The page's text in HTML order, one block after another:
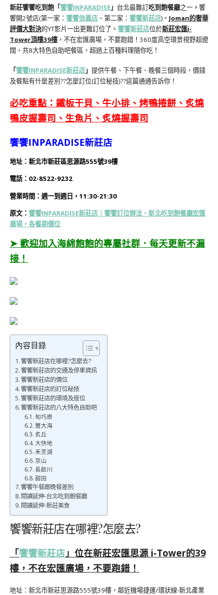
新莊饗饗吃到飽「饗饗INPARADISE」 台北最難訂吃到飽餐廳之一 ， 饗
饗開2號店(第一家： 饗饗信義店 、第二家： 饗饗新莊店)。 Joman的奢華
評價大對決的YT影片一出更難訂位了。 饗饗新莊店位於新莊宏匯i-
Tower頂樓39樓，不在宏匯廣場，不要跑錯！360度高空環景視野超遼
闊，共8大特色自助吧餐區，超過上百種料理隨你吃！
「饗饗INPARADISE新莊店」 提供午餐、下午餐、晚餐三個時段，價錢
及餐點有什麼差別??怎麼訂位(訂位秘技)??這篇通通告訴你！
必吃重點：鐵板干貝、牛小排、烤鴨捲餅、炙燒
鴨皮握壽司、生魚片、炙燒握壽司
饗饗INPARADISE新莊店
地址：新北市新莊區思源路555號39樓
電話：02-8522-9232
營業時間：週一到週日，11:30-21:30
原文： 饗饗INPARADISE新莊店｜饗饗訂位辦法，新北吃到飽餐廳宏匯
廣場，各餐期價位
➤ 歡迎加入海綿飽飽的專屬社群．每天更新不漏
接！
內容目錄
饗饗新莊店在哪裡?怎麼去?
饗饗新莊店的交通及停車資訊
饗饗新莊店的價位
饗饗新莊店的訂位秘技
饗饗新莊店的環境及座位
饗饗新莊店的八大特色自助吧
旬巧原
豐大海
炙丘
大快地
禾烹湖
京山
長飲川
甜田
饗饗午餐跟晚餐差別
閱讀延伸-台北吃到飽餐廳
閱讀延伸-新莊美食
饗饗新莊店在哪裡?怎麼去?
「饗饗新莊店 」位在新莊宏匯思源 i-Tower的39
樓，不在宏匯廣場，不要跑錯！
地址：新北市新莊思源路555號39樓 ，鄰近機場捷運/環狀線-新北產業